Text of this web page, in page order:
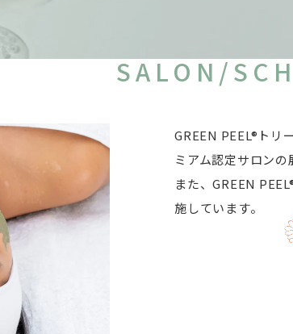
SALON/
GREEN PEEL®トリ
ミアム認定サロンの
また、GREEN
施しています。